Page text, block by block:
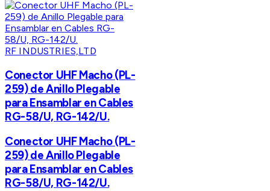
RF INDUSTRIES,LTD
Conector UHF Macho (PL-
259) de Anillo Plegable
para Ensamblar en Cables
RG-58/U, RG-142/U.
Conector UHF Macho (PL-
259) de Anillo Plegable
para Ensamblar en Cables
RG-58/U, RG-142/U.